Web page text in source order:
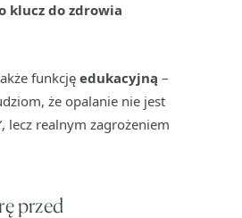
klucz do zdrowia
funkcję edukacyjną –
że opalanie nie jest
lecz realnym zagrożeniem
przed